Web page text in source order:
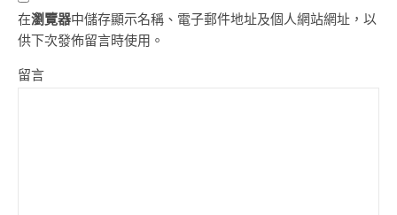
在瀏覽器中儲存顯示名稱、電子郵件地址及個人網站網址，以
供下次發佈留言時使用。
留言